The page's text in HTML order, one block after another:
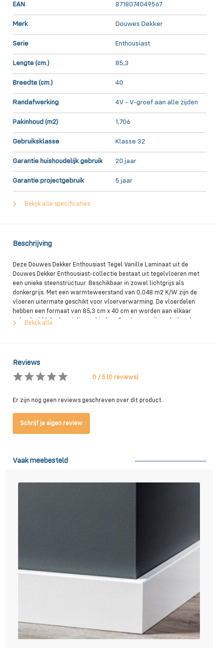
EAN 8718074049567
Merk Douwes Dekker
Serie Enthousiast
Lengte (cm.) 85,3
Breedte (cm.) 40
Randafwerking 4V - V-groef aan alle zijden
Pakinhoud (m2) 1,706
Gebruiksklasse Klasse 32
Garantie huishoudelijk gebruik 20 jaar
Garantie projectgebruik 5 jaar
Bekijk alle specificaties
Beschrijving
Deze Douwes Dekker Enthousiast Tegel Vanille Laminaat uit de
Douwes Dekker Enthousiast-collectie bestaat uit tegelvloeren met
een unieke steenstructuur. Beschikbaar in zowel lichtgrijs als
donkergrijs. Met een warmteweerstand van 0,048 m2 K/W zijn de
vloeren uitermate geschikt voor vloerverwarming. De vloerdelen
hebben een formaat van 85,3 cm x 40 cm en worden aan elkaar
gelegd middels de uniclic-verbinding. De vloeren zijn onderhoudsarm
Bekijk alle
Reviews
0 / 5 (0 reviews)
Er zijn nog geen reviews geschreven over dit product..
Schrijf je eigen review
Vaak meebesteld